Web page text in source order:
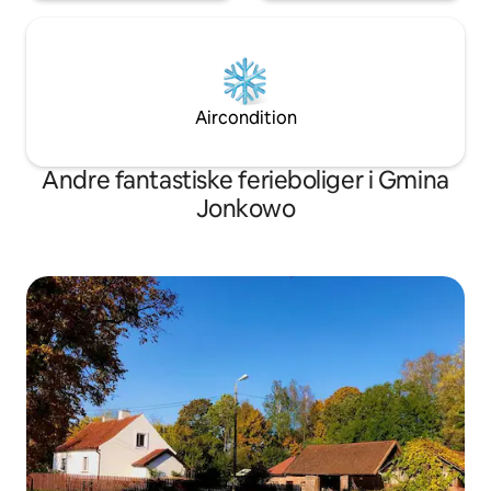
Aircondition
Andre fantastiske ferieboliger i Gmina
Jonkowo